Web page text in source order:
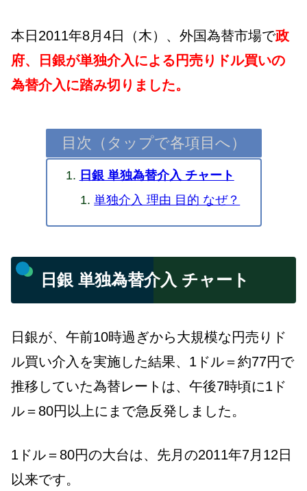
本日2011年8月4日（木）、外国為替市場で政
府、日銀が単独介入による円売りドル買いの
為替介入に踏み切りました。
目次（タップで各項目へ）
日銀 単独為替介入 チャート
単独介入 理由 目的 なぜ？
日銀 単独為替介入 チャート
日銀が、午前10時過ぎから大規模な円売りド
ル買い介入を実施した結果、1ドル＝約77円で
推移していた為替レートは、午後7時頃に1ド
ル＝80円以上にまで急反発しました。
1ドル＝80円の大台は、先月の2011年7月12日
以来です。